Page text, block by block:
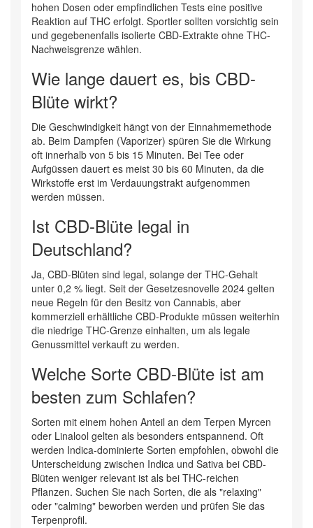
hohen Dosen oder empfindlichen Tests eine positive
Reaktion auf THC erfolgt. Sportler sollten vorsichtig sein
und gegebenenfalls isolierte CBD-Extrakte ohne THC-
Nachweisgrenze wählen.
Wie lange dauert es, bis CBD-
Blüte wirkt?
Die Geschwindigkeit hängt von der Einnahmemethode
ab. Beim Dampfen (Vaporizer) spüren Sie die Wirkung
oft innerhalb von 5 bis 15 Minuten. Bei Tee oder
Aufgüssen dauert es meist 30 bis 60 Minuten, da die
Wirkstoffe erst im Verdauungstrakt aufgenommen
werden müssen.
Ist CBD-Blüte legal in
Deutschland?
Ja, CBD-Blüten sind legal, solange der THC-Gehalt
unter 0,2 % liegt. Seit der Gesetzesnovelle 2024 gelten
neue Regeln für den Besitz von Cannabis, aber
kommerziell erhältliche CBD-Produkte müssen weiterhin
die niedrige THC-Grenze einhalten, um als legale
Genussmittel verkauft zu werden.
Welche Sorte CBD-Blüte ist am
besten zum Schlafen?
Sorten mit einem hohen Anteil an dem Terpen Myrcen
oder Linalool gelten als besonders entspannend. Oft
werden Indica-dominierte Sorten empfohlen, obwohl die
Unterscheidung zwischen Indica und Sativa bei CBD-
Blüten weniger relevant ist als bei THC-reichen
Pflanzen. Suchen Sie nach Sorten, die als "relaxing"
oder "calming" beworben werden und prüfen Sie das
Terpenprofil.